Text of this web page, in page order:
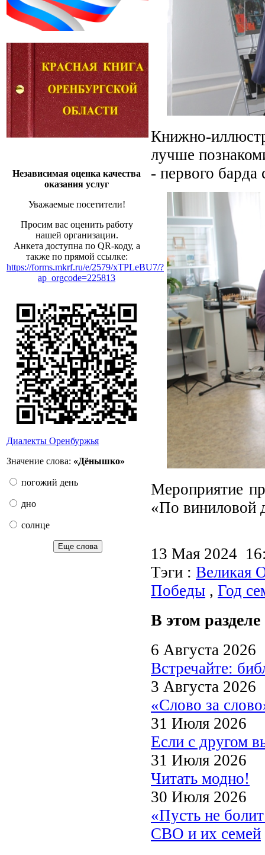
Независимая оценка качества
оказания услуг
Уважаемые посетители!
Просим вас оценить работу
нашей организации.
Анкета доступна по QR-коду, а
также по прямой ссылке:
https://forms.mkrf.ru/e/2579/xTPLeBU7/?
ap_orgcode=225813
Диалекты Оренбуржья
Значение слова: «Дёнышко»
погожий день
дно
солнце
Еще слова
Книжно-
лучше
- первого барда
Мероприятие
«По виниловой
13 Мая 2024
Тэги : Великая
Победы , Год
В этом разделе
6 Августа 2026
Встречайте:
3 Августа 2026
«Слово за
31 Июля 2026
Если с другом
31 Июля 2026
Читать модно!
30 Июля 2026
«Пусть не
СВО и их семей